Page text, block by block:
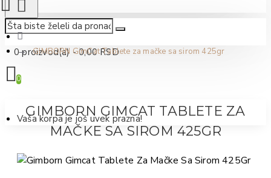
0 proizvod(a) - 0,00 RSD
0
Vaša korpa je još uvek prazna!
GIMBORN GimCat Tablete za mačke sa sirom 425gr
GIMBORN GIMCAT TABLETE ZA
MAČKE SA SIROM 425GR